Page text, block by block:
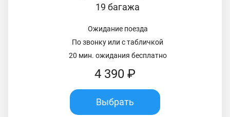
19 багажа
Ожидание поезда
По звонку или с табличкой
20 мин. ожидания бесплатно
4 390 ₽
Выбрать